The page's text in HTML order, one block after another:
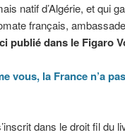
natif d’Algérie, et qui
français,
publié dans le Figaro
vous, la France n’a
dans le droit fil du